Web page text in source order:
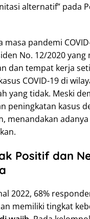
alternatif” pada
pandemi
No. 12/2020 yang
dan tempat kerja
COVID-19 di
yang tidak. Meski
peningkatan kasus
menandakan
Positif dan
2022, 68%
memiliki tingkat